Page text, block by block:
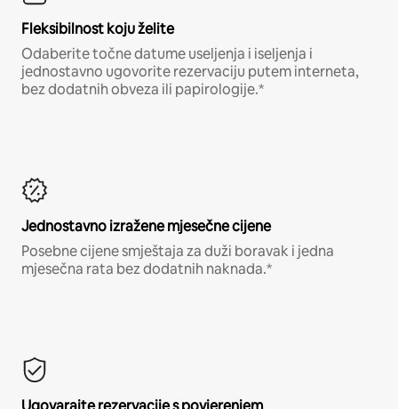
Fleksibilnost koju želite
Odaberite točne datume useljenja i iseljenja i
jednostavno ugovorite rezervaciju putem interneta,
bez dodatnih obveza ili papirologije.*
Jednostavno izražene mjesečne cijene
Posebne cijene smještaja za duži boravak i jedna
mjesečna rata bez dodatnih naknada.*